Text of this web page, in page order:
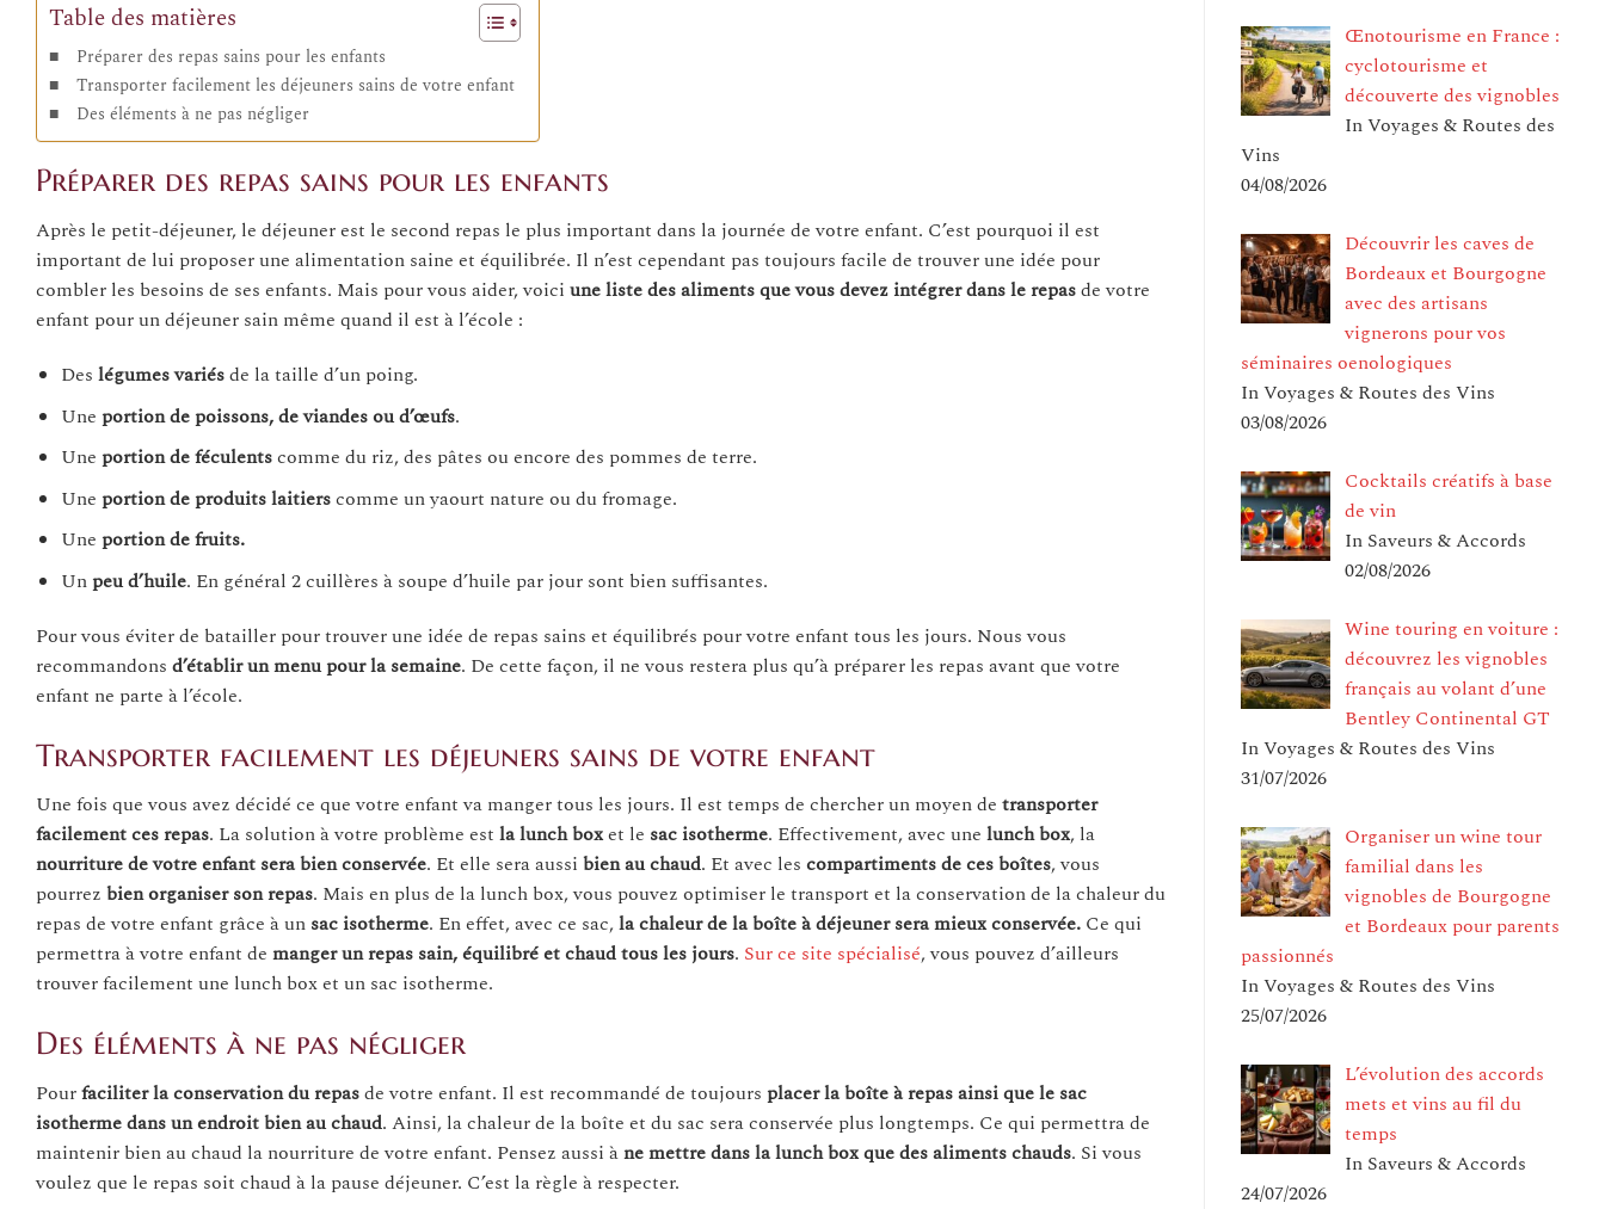
Table des matières
Préparer des repas sains pour les enfants
Transporter facilement les déjeuners sains de votre enfant
Des éléments à ne pas négliger
Préparer des repas sains pour les enfants
Après le petit-déjeuner, le déjeuner est le second repas le plus important dans la journée de votre enfant. C’est pourquoi il est
important de lui proposer une alimentation saine et équilibrée. Il n’est cependant pas toujours facile de trouver une idée pour
combler les besoins de ses enfants. Mais pour vous aider, voici une liste des aliments que vous devez intégrer dans le repasde votre
enfant pour un déjeuner sain même quand il est à l’école :
Des légumes variésde la taille d’un poing.
Une portion de poissons, de viandes ou d’œufs.
Une portion de féculentscomme du riz, des pâtes ou encore des pommes de terre.
Une portion de produits laitierscomme un yaourt nature ou du fromage.
Une portion defruits.
Un peu d’huile. En général 2 cuillères à soupe d’huile par jour sont bien suffisantes.
Pour vous éviter de batailler pour trouver une idée de repas sains et équilibrés pour votre enfant tous les jours. Nous vous
recommandons d’établir un menu pour la semaine. De cette façon, il ne vous restera plus qu’à préparer les repas avant que votre
enfant ne parte à l’école.
Transporter facilement les déjeuners sains de votre enfant
Une fois que vous avez décidé ce que votre enfant va manger tous les jours. Il est temps de chercher un moyen de transporter
facilement ces repas. La solution à votre problème est la lunch boxet le sac isotherme. Effectivement, avec une lunch box, la
nourriture de votre enfant sera bien conservée. Et elle sera aussi bien au chaud. Et avec les compartiments de ces boîtes, vous
pourrez bien organiser son repas. Mais en plus de la lunch box, vous pouvez optimiser le transport et la conservation de la chaleur du
repas de votre enfant grâce à un sac isotherme. En effet, avec ce sac,la chaleur de la boîte à déjeuner sera mieux conservée. Ce qui
permettra à votre enfant de manger un repas sain, équilibré et chaud tous les jours. Sur ce site spécialisé, vous pouvez d’ailleurs
trouver facilement une lunch box et un sac isotherme.
Des éléments à ne pas négliger
Pourfaciliter la conservation du repasde votre enfant. Il est recommandé de toujours placer la boîte à repas ainsi que le sac
isotherme dans un endroit bien au chaud. Ainsi, la chaleur de la boîte et du sac sera conservée plus longtemps. Ce qui permettra de
maintenir bien au chaud la nourriture de votre enfant. Pensez aussi àne mettre dans la lunch box que des aliments chauds. Si vous
voulez que le repas soit chaud à la pause déjeuner. C’est la règle à respecter.
Œnotourisme en France :
cyclotourisme et
découverte des vignobles
In Voyages & Routes des
Vins
04/08/2026
Découvrir les caves de
Bordeaux et Bourgogne
avec des artisans
vignerons pour vos
séminaires oenologiques
In Voyages & Routes des Vins
03/08/2026
Cocktails créatifs à base
de vin
In Saveurs & Accords
02/08/2026
Wine touring en voiture :
découvrez les vignobles
français au volant d’une
Bentley Continental GT
In Voyages & Routes des Vins
31/07/2026
Organiser un wine tour
familial dans les
vignobles de Bourgogne
et Bordeaux pour parents
passionnés
In Voyages & Routes des Vins
25/07/2026
L’évolution des accords
mets et vins au fil du
temps
In Saveurs & Accords
24/07/2026